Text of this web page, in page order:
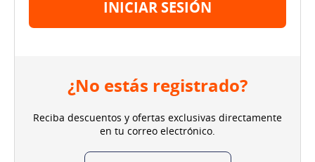
¿No estás registrado?
Reciba descuentos y ofertas exclusivas directamente
en tu correo electrónico.